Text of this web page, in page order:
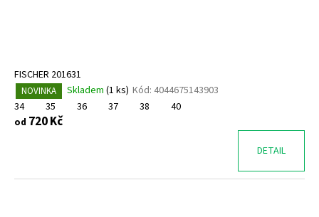
FISCHER 201631
NOVINKA Skladem (1 ks) Kód: 4044675143903
34
35 36 37 38 40
od 720 Kč
DETAIL